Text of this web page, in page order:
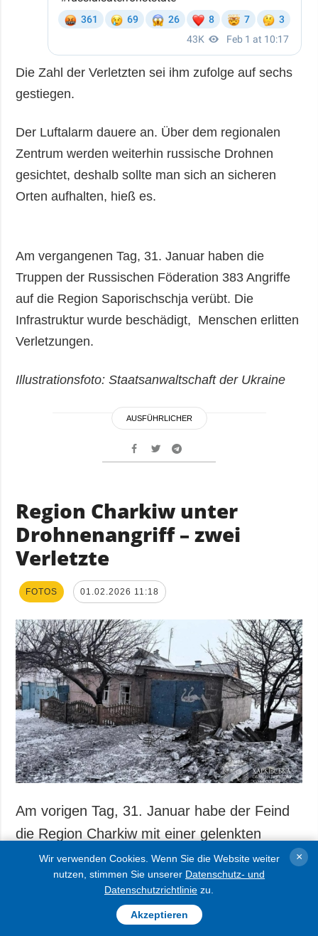
Die Zahl der Verletzten sei ihm zufolge auf sechs
gestiegen.
Der Luftalarm dauere an. Über dem regionalen
Zentrum werden weiterhin russische Drohnen
gesichtet, deshalb sollte man sich an sicheren
Orten aufhalten, hieß es.
Am vergangenen Tag, 31. Januar haben die
Truppen der Russischen Föderation 383 Angriffe
auf die Region Saporischschja verübt. Die
Infrastruktur wurde beschädigt, Menschen erlitten
Verletzungen.
Illustrationsfoto: Staatsanwaltschaft der Ukraine
AUSFÜHRLICHER
Region Charkiw unter
Drohnenangriff – zwei
Verletzte
FOTOS 01.02.2026 11:18
Am vorigen Tag, 31. Januar habe der Feind
die Region Charkiw mit einer gelenkten
Fliegerbombe und Drohnen angegriffen.
Das teilte der Leiter der regionalen
Wir verwenden Cookies. Wenn Sie die Website weiter
nutzen, stimmen Sie unserer Datenschutz- und
Datenschutzrichtlinie zu.
Akzeptieren
×